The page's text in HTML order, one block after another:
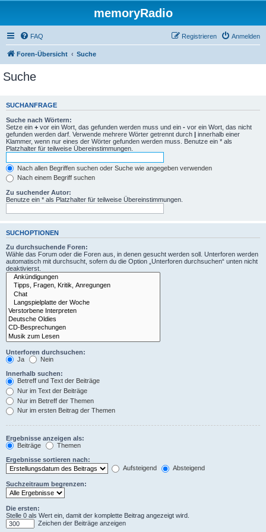
memoryRadio
FAQ Anmelden
Registrieren
Foren-Übersicht Suche
Suche
SUCHANFRAGE
Suche nach Wörtern:
Setze ein + vor ein Wort, das gefunden werden muss und ein - vor ein Wort, das nicht
gefunden werden darf. Verwende mehrere Wörter getrennt durch | innerhalb einer
Klammer, wenn nur eines der Wörter gefunden werden muss. Benutze ein * als
Platzhalter für teilweise Übereinstimmungen.
Nach allen Begriffen suchen oder Suche wie angegeben verwenden
Nach einem Begriff suchen
Zu suchender Autor:
Benutze ein * als Platzhalter für teilweise Übereinstimmungen.
SUCHOPTIONEN
Zu durchsuchende Foren:
Wähle das Forum oder die Foren aus, in denen gesucht werden soll. Unterforen werden
automatisch mit durchsucht, sofern du die Option „Unterforen durchsuchen“ unten nicht
deaktivierst.
Unterforen durchsuchen:
Ja
Nein
Innerhalb suchen:
Betreff und Text der Beiträge
Nur im Text der Beiträge
Nur im Betreff der Themen
Nur im ersten Beitrag der Themen
Ergebnisse anzeigen als:
Beiträge
Themen
Ergebnisse sortieren nach:
Aufsteigend
Absteigend
Suchzeitraum begrenzen:
Die ersten:
Stelle 0 als Wert ein, damit der komplette Beitrag angezeigt wird.
Zeichen der Beiträge anzeigen